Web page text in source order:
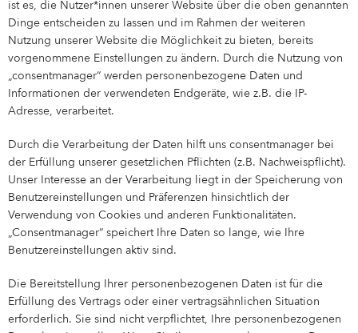
ist es, die Nutzer*innen unserer Website über die oben genannten
Dinge entscheiden zu lassen und im Rahmen der weiteren
Nutzung unserer Website die Möglichkeit zu bieten, bereits
vorgenommene Einstellungen zu ändern. Durch die Nutzung von
„consentmanager“ werden personenbezogene Daten und
Informationen der verwendeten Endgeräte, wie z.B. die IP-
Adresse, verarbeitet.
Durch die Verarbeitung der Daten hilft uns consentmanager bei
der Erfüllung unserer gesetzlichen Pflichten (z.B. Nachweispflicht).
Unser Interesse an der Verarbeitung liegt in der Speicherung von
Benutzereinstellungen und Präferenzen hinsichtlich der
Verwendung von Cookies und anderen Funktionalitäten.
„Consentmanager“ speichert Ihre Daten so lange, wie Ihre
Benutzereinstellungen aktiv sind.
Die Bereitstellung Ihrer personenbezogenen Daten ist für die
Erfüllung des Vertrags oder einer vertragsähnlichen Situation
erforderlich. Sie sind nicht verpflichtet, Ihre personenbezogenen